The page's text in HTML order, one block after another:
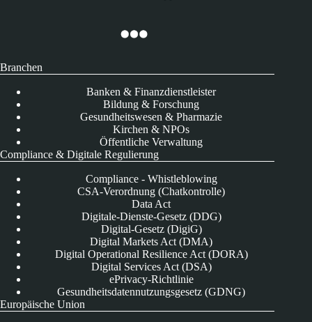
Branchen
Banken & Finanzdienstleister
Bildung & Forschung
Gesundheitswesen & Pharmazie
Kirchen & NPOs
Öffentliche Verwaltung
Compliance & Digitale Regulierung
Compliance - Whistleblowing
CSA-Verordnung (Chatkontrolle)
Data Act
Digitale-Dienste-Gesetz (DDG)
Digital-Gesetz (DigiG)
Digital Markets Act (DMA)
Digital Operational Resilience Act (DORA)
Digital Services Act (DSA)
ePrivacy-Richtlinie
Gesundheitsdatennutzungsgesetz (GDNG)
Europäische Union